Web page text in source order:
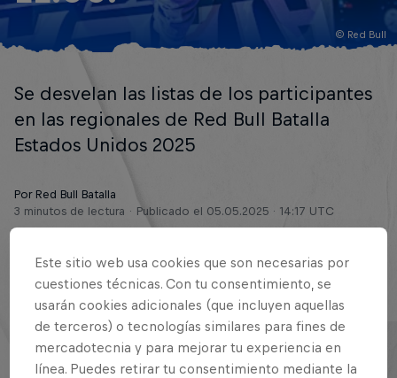
© Red Bull
Se desvelan las listas de los participantes
en las regionales de Red Bull Batalla
Estados Unidos 2025
Por Red Bull Batalla
3 minutos de lectura
Publicado el 05.05.2025 · 14:17 UTC
Esta historia es parte de
130 Tour Stops
Red Bull Batalla Chicago
Qualifier
14 Junio 2025
Este sitio web usa cookies que son necesarias por
cuestiones técnicas. Con tu consentimiento, se
usarán cookies adicionales (que incluyen aquellas
de terceros) o tecnologías similares para fines de
mercadotecnia y para mejorar tu experiencia en
línea. Puedes retirar tu consentimiento mediante la